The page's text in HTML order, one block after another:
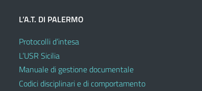
L’A.T. DI PALERMO
Protocolli d’intesa
L’USR Sicilia
Manuale di gestione documentale
Codici disciplinari e di comportamento